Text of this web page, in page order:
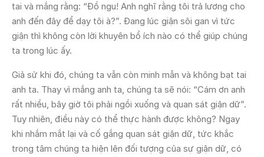
tai và mắng rằng: “Đồ ngu! Anh nghĩ rằng tôi trả lương cho
anh đến đây để dạy tôi à?”. Đang lúc giận sôi gan vì tức
giận thì không còn lời khuyên bổ ích nào có thể giúp chúng
ta trong lúc ấy.
Giả sử khi đó, chúng ta vẫn còn minh mẫn và không bạt tai
anh ta. Thay vì mắng anh ta, chúng ta sẽ nói: “Cám ơn anh
rất nhiều, bây giờ tôi phải ngồi xuống và quan sát giận dữ”.
Tuy nhiên, điều này có thể thực hành được không? Ngay
khi nhắm mắt lại và cố gắng quan sát giận dữ, tức khắc
trong tâm chúng ta hiện lên đối tượng của sự giận dữ, có